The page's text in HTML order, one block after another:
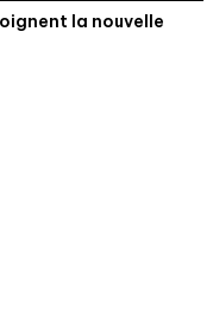
la nouvelle